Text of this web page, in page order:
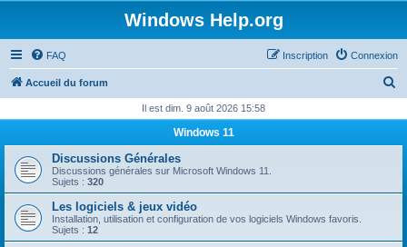
Windows Help.org
FAQ Connexion
Inscription
Accueil du forum
h
r
Il est dim. 9 août 2026 15:58
Windows 11
Discussions Générales
Discussions générales sur Microsoft Windows 11.
Sujets : 320
Les logiciels & jeux vidéo
Installation, utilisation et configuration de vos logiciels Windows favoris.
Sujets : 12